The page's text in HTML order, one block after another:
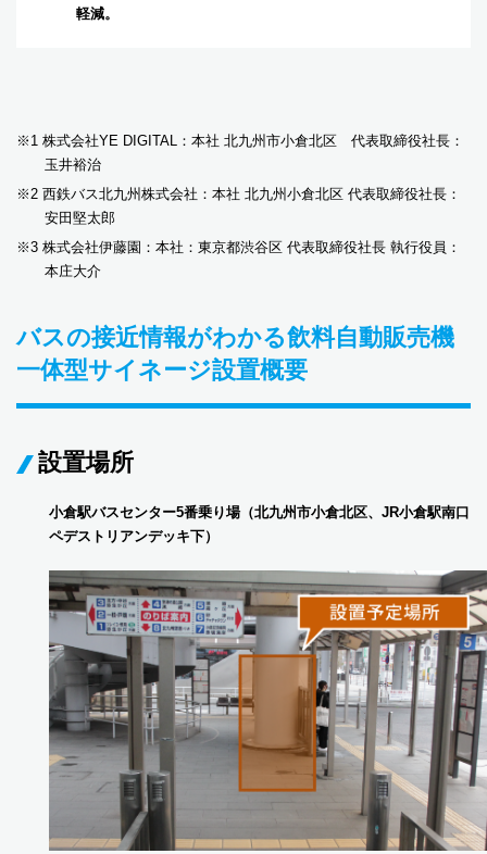
軽減。
※1 株式会社YE DIGITAL：本社 北九州市小倉北区 代表取締役社長：
玉井裕治
※2 西鉄バス北九州株式会社：本社 北九州小倉北区 代表取締役社長：
安田堅太郎
※3 株式会社伊藤園：本社：東京都渋谷区 代表取締役社長 執行役員：
本庄大介
バスの接近情報がわかる飲料自動販売機
一体型サイネージ設置概要
設置場所
小倉駅バスセンター5番乗り場（北九州市小倉北区、JR小倉駅南口
ペデストリアンデッキ下）